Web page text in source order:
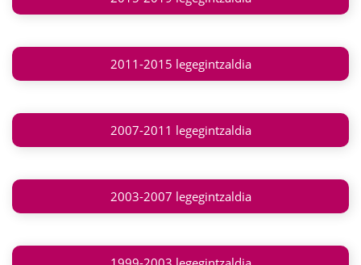
2011-2015 legegintzaldia
2007-2011 legegintzaldia
2003-2007 legegintzaldia